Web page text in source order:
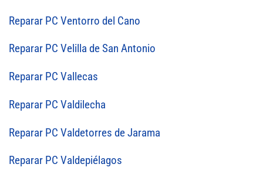
Reparar PC Ventorro del Cano
Reparar PC Velilla de San Antonio
Reparar PC Vallecas
Reparar PC Valdilecha
Reparar PC Valdetorres de Jarama
Reparar PC Valdepiélagos